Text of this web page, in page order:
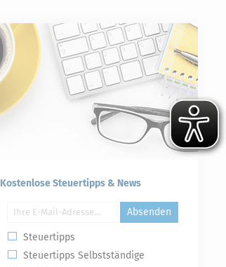
Kostenlose Steuertipps & News
Absenden
Steuertipps
Steuertipps Selbstständige